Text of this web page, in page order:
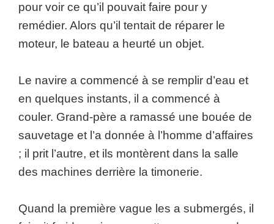
pour voir ce qu’il pouvait faire pour y
remédier. Alors qu’il tentait de réparer le
moteur, le bateau a heurté un objet.
Le navire a commencé à se remplir d’eau et
en quelques instants, il a commencé à
couler. Grand-père a ramassé une bouée de
sauvetage et l’a donnée à l’homme d’affaires
; il prit l’autre, et ils montèrent dans la salle
des machines derrière la timonerie.
Quand la première vague les a submergés, il